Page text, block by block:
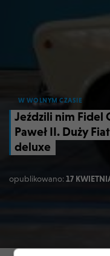
W WOLNYM CZASIE
Jeździli nim Fidel
Paweł II. Duży
deluxe
opublikowano:17